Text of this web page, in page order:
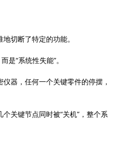
切断了特定的功能。
是“系统性失能”。
器，任何一个关键零件的停摆，
关键节点同时被“关机”，整个系